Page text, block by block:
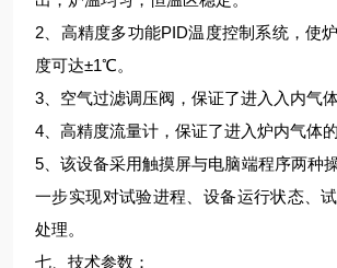
2、高精度多功能PID温度控制系统，使
度可达±1℃。
3、空气过滤调压阀，保证了进入入内气
4、高精度流量计，保证了进入炉内气体的
5、该设备采用触摸屏与电脑端程序两种
一步实现对试验进程、设备运行状态、
处理。
七、技术参数：